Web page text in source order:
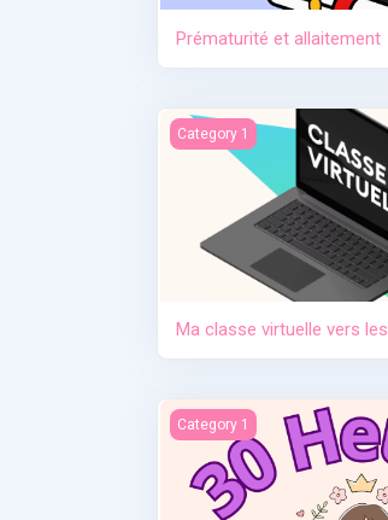
Prématurité et allaitement
Ma classe virtuelle vers les
Category 1
Ma classe virtuelle vers
Contraception. Allaitement
Category 1